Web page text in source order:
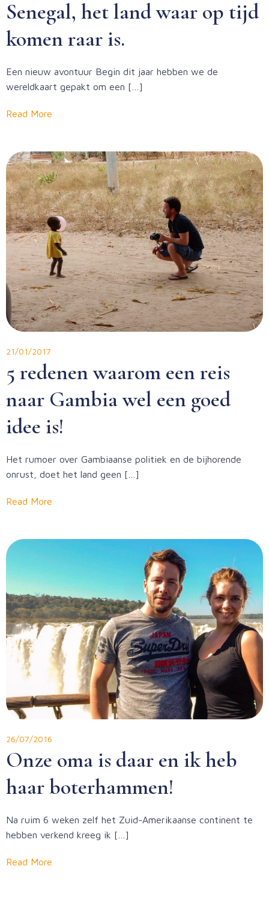
Senegal, het land waar op tijd
komen raar is.
Een nieuw avontuur Begin dit jaar hebben we de
wereldkaart gepakt om een […]
Read More
21/01/2017
5 redenen waarom een reis
naar Gambia wel een goed
idee is!
Het rumoer over Gambiaanse politiek en de bijhorende
onrust, doet het land geen […]
Read More
26/07/2016
Onze oma is daar en ik heb
haar boterhammen!
Na ruim 6 weken zelf het Zuid-Amerikaanse continent te
hebben verkend kreeg ik […]
Read More